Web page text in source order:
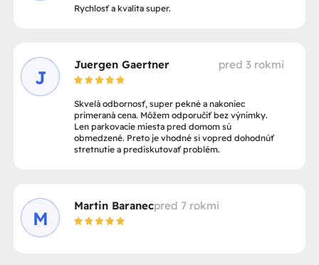
Rychlosť a kvalita super.
J
Juergen Gaertner pred 3 rokmi
Skvelá odbornosť, super pekné a nakoniec
primeraná cena. Môžem odporučiť bez výnimky.
Len parkovacie miesta pred domom sú
obmedzené. Preto je vhodné si vopred dohodnúť
stretnutie a prediskutovať problém.
M
Martin Baranecpred 7 rokmi